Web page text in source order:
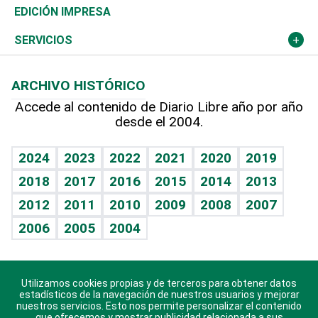
Caribe
Resto del mundo
Global y variable
Economía personal
Novedades
Podcast Arte Libre
Hablando con el pediatra
Vida y familia
Eñe
Celebrando la vida
Sin complejos
En pocas palabras
Escuchando al corazón
Olimpismo
Más deportes
TBT Deportivo
El Espía
Noticiero Poteleche
Lecturas
Martes de tecnología
Cambio climático
Deportes
Opinión
Hecho en casa
Guía del dinero
EDICIÓN IMPRESA
SERVICIOS
Cumpleaños
Horóscopos
Juegos
ARCHIVO HISTÓRICO
Accede al contenido de Diario Libre año por año
desde el 2004.
2024 2023 2022 2021 2020
2019
2018
2017 2016 2015 2014
2013
2012
2011 2010 2009 2008
2007
2006
2005 2004
Descarga nuestras aplicaciones para Android, iOS y
sistema Huawei.
Utilizamos cookies propias y de terceros para obtener datos
estadísticos de la navegación de nuestros usuarios y mejorar
nuestros servicios. Esto nos permite personalizar el contenido